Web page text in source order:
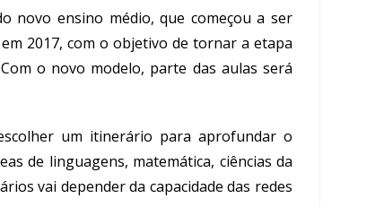
novo ensino médio, que começou a ser
2017, com o objetivo de tornar a etapa
o novo modelo, parte das aulas será
um itinerário para aprofundar o
de linguagens, matemática, ciências da
vai depender da capacidade das redes